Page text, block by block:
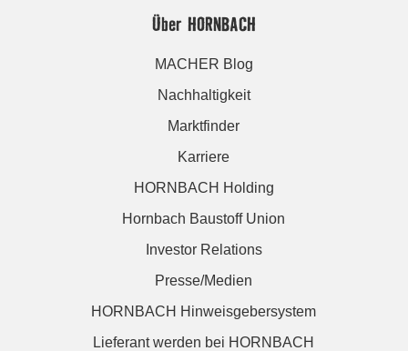
Über HORNBACH
MACHER Blog
Nachhaltigkeit
Marktfinder
Karriere
HORNBACH Holding
Hornbach Baustoff Union
Investor Relations
Presse/Medien
HORNBACH Hinweisgebersystem
Lieferant werden bei HORNBACH